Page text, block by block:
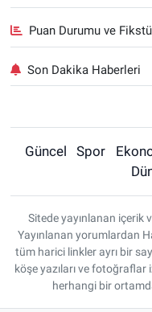
Puan Durumu ve
Son Dakika Haberleri
Güncel Spor
Sitede yayınlanan içerik
Yayınlanan yorumlardan
tüm harici linkler ayrı bir
köşe yazıları ve fotoğraflar
herhangi bir